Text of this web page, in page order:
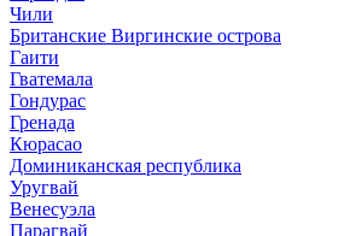
Чили
Британские Виргинские острова
Гаити
Гватемала
Гондурас
Гренада
Кюрасао
Доминиканская республика
Уругвай
Венесуэла
Парагвай